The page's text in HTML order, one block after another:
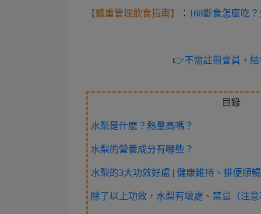
【體重管理飲食指南】 ： 168斷食怎麼吃
👉不需註冊會員，
目錄
水梨是什麽？熱量高嗎？
水梨的營養成分有哪些？
水梨的3大功效好處 | 健康維持、排便順
除了以上功效，水梨有壞處、禁忌（注